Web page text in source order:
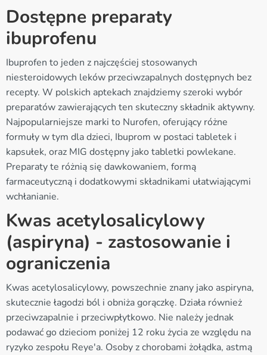
Dostępne preparaty
ibuprofenu
Ibuprofen to jeden z najczęściej stosowanych
niesteroidowych leków przeciwzapalnych dostępnych bez
recepty. W polskich aptekach znajdziemy szeroki wybór
preparatów zawierających ten skuteczny składnik aktywny.
Najpopularniejsze marki to Nurofen, oferujący różne
formuły w tym dla dzieci, Ibuprom w postaci tabletek i
kapsułek, oraz MIG dostępny jako tabletki powlekane.
Preparaty te różnią się dawkowaniem, formą
farmaceutyczną i dodatkowymi składnikami ułatwiającymi
wchłanianie.
Kwas acetylosalicylowy
(aspiryna) - zastosowanie i
ograniczenia
Kwas acetylosalicylowy, powszechnie znany jako aspiryna,
skutecznie łagodzi ból i obniża gorączkę. Działa również
przeciwzapalnie i przeciwpłytkowo. Nie należy jednak
podawać go dzieciom poniżej 12 roku życia ze względu na
ryzyko zespołu Reye'a. Osoby z chorobami żołądka, astmą